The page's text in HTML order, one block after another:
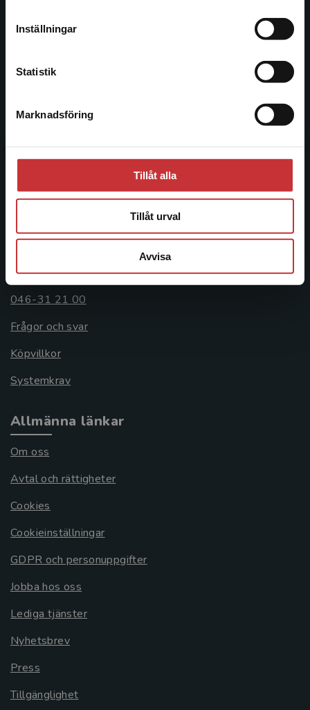
Inställningar
Statistik
Marknadsföring
Tillåt alla
Tillåt urval
Avvisa
Kontakta oss
046-31 20 00
Box 141
Åkergränden 1
226 60 Lund
Kundservice
Kontakta kundservice
046-31 21 00
Frågor och svar
Köpvillkor
Systemkrav
Allmänna länkar
Om oss
Avtal och rättigheter
Cookies
Cookieinställningar
GDPR och personuppgifter
Jobba hos oss
Lediga tjänster
Nyhetsbrev
Press
Tillgänglighet